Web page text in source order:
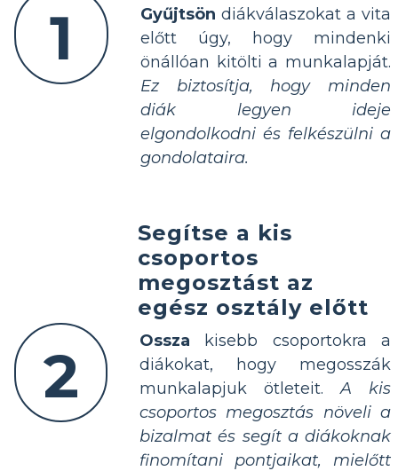
1 Gyűjtsön diákválaszokat a vita
előtt úgy, hogy mindenki
önállóan kitölti a munkalapját.
Ez biztosítja, hogy minden
diák legyen ideje
elgondolkodni és felkészülni a
gondolataira.
2
Segítse a kis
csoportos
megosztást az
egész osztály előtt
Ossza kisebb csoportokra a
diákokat, hogy megosszák
munkalapjuk ötleteit.A kis
csoportos megosztás növeli a
bizalmat és segít a diákoknak
finomítani pontjaikat, mielőtt